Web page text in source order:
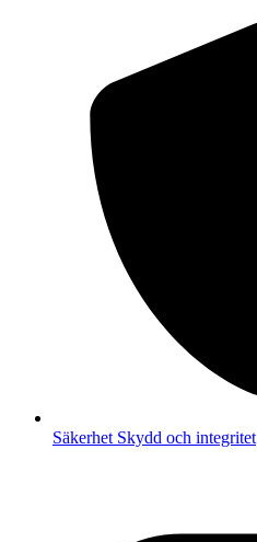
Säkerhet Skydd och integritet